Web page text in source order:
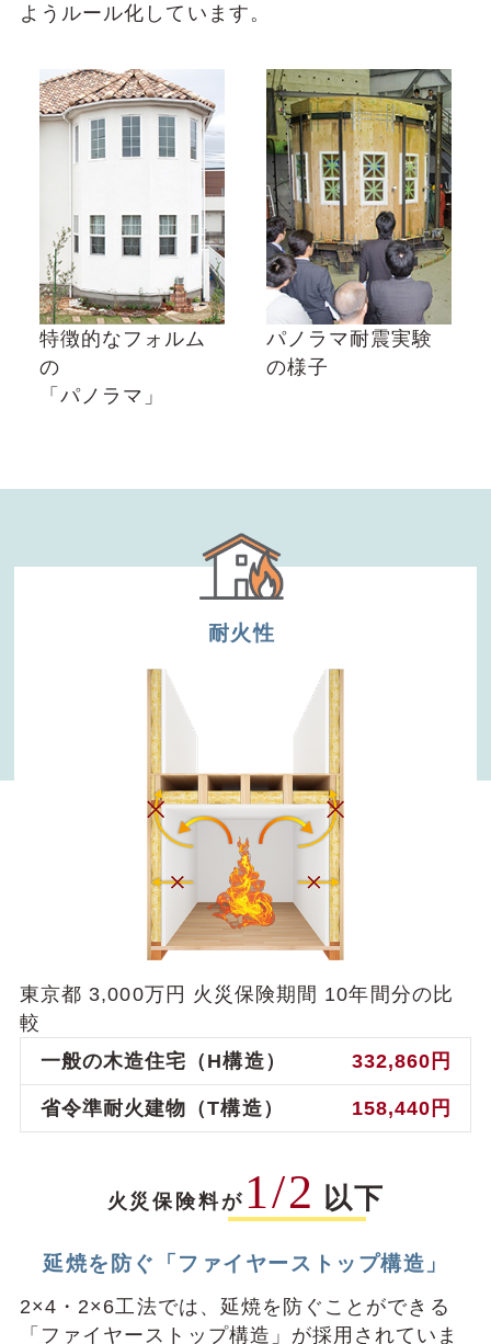
ようルール化しています。
特徴的なフォルム
の
「パノラマ」
パノラマ耐震実験
の様⼦
耐火性
東京都 3,000万円 ⽕災保険期間 10年間分の⽐
較
⼀般の⽊造住宅（H構造）
332,860円
省令準耐⽕建物（T構造） 158,440円
⽕災保険料が 1/2 以下
延焼を防ぐ「ファイヤーストップ構造」
2×4・2×6⼯法では、延焼を防ぐことができる
「ファイヤーストップ構造」が採⽤されていま